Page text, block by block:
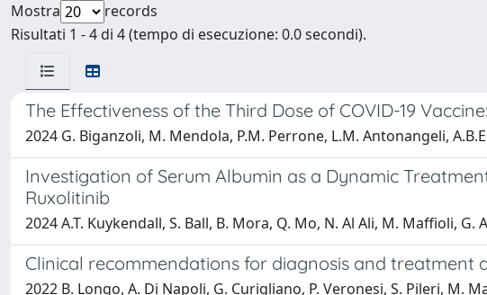
Mostra
records
Risultati 1 - 4 di 4 (tempo di esecuzione: 0.0 secondi).
The Effectiveness of the Third Dose of COVID-19
2024 G. Biganzoli, M. Mendola, P.M. Perrone, L.M. Antonangeli,
Investigation of Serum Albumin as a Dynamic
Ruxolitinib
2024 A.T. Kuykendall, S. Ball, B. Mora, Q. Mo, N. Al Ali, M. Maffioli,
Clinical recommendations for diagnosis and
2022 B. Longo, A. Di Napoli, G. Curigliano, P. Veronesi, S. Pileri, M.